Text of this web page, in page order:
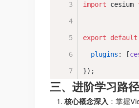
import cesium
export default
plugins : [
});
三、进阶学习路径
核心概念深入 ：掌握